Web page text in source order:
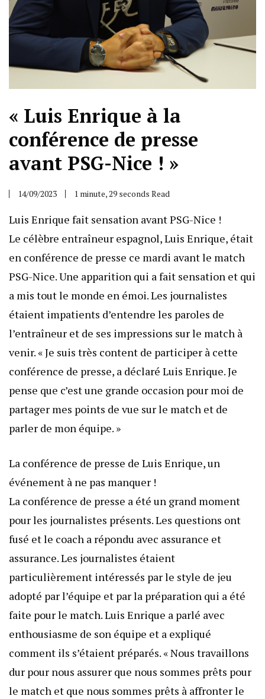
« Luis Enrique à la
conférence de presse
avant PSG-Nice ! »
14/09/2023 1 minute, 29 seconds Read
Luis Enrique fait sensation avant PSG-Nice !
Le célèbre entraîneur espagnol, Luis Enrique, était
en conférence de presse ce mardi avant le match
PSG-Nice. Une apparition qui a fait sensation et qui
a mis tout le monde en émoi. Les journalistes
étaient impatients d’entendre les paroles de
l’entraîneur et de ses impressions sur le match à
venir. « Je suis très content de participer à cette
conférence de presse, a déclaré Luis Enrique. Je
pense que c’est une grande occasion pour moi de
partager mes points de vue sur le match et de
parler de mon équipe. »
La conférence de presse de Luis Enrique, un
événement à ne pas manquer !
La conférence de presse a été un grand moment
pour les journalistes présents. Les questions ont
fusé et le coach a répondu avec assurance et
assurance. Les journalistes étaient
particulièrement intéressés par le style de jeu
adopté par l’équipe et par la préparation qui a été
faite pour le match. Luis Enrique a parlé avec
enthousiasme de son équipe et a expliqué
comment ils s’étaient préparés. « Nous travaillons
dur pour nous assurer que nous sommes prêts pour
le match et que nous sommes prêts à affronter le